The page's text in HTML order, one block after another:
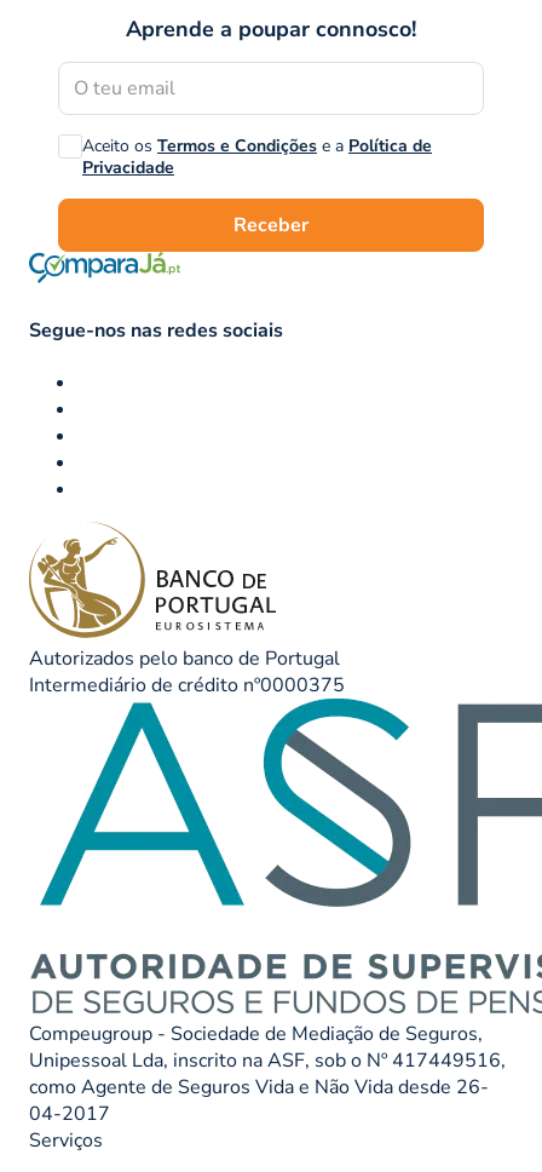
Aprende a poupar connosco!
Aceito os Termos e Condições e a Política de
Privacidade
Receber
Segue-nos nas redes sociais
Autorizados pelo banco de Portugal
Intermediário de crédito nº0000375
Compeugroup - Sociedade de Mediação de Seguros,
Unipessoal Lda, inscrito na ASF, sob o Nº 417449516,
como Agente de Seguros Vida e Não Vida desde 26-
04-2017
Serviços